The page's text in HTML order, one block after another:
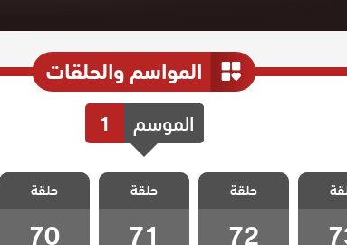
المواسم والحلقات
الموسم 1
مدبلج
73
مسلسل الطبقة
المخملية مدبلج
الحلقة 72
حلقة
72
مسلسل الطبقة
المخملية مدبلج
الحلقة 71
حلقة
71
مسلسل الطبقة
المخملية مدبلج
الحلقة 70
حلقة
70